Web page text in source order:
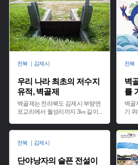
전북 ｜김제시
우리 나라 최초의 저수지
유적, 벽골제
벽골제는 전라북도 김제시 부량면
포교리에서 월성리까지 3㎞ 길이 ...
전북
벽
를
벽골
기
전북 ｜김제시
단야낭자의 슬픈 전설이